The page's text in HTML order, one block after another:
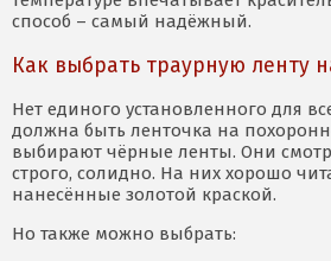
способ – самый надёжный.
Как выбрать траурную ленту
Нет единого установленного для
должна быть ленточка на
выбирают чёрные ленты. Они
строго, солидно. На них хорошо
нанесённые золотой краской.
Но также можно выбрать: